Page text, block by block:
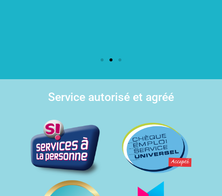
Service autorisé et agréé